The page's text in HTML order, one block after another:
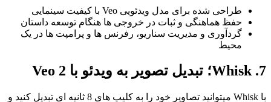
طراحی شده برای مدل ویدئویی Veo با کیفیت سینمایی
حفظ هماهنگی و ثبات در خروجی ها هنگام توسعه داستان
گردآوری و مدیریت سناریو، رفرنس ها و پرامپت ها در یک
محیط
7. Whisk؛ تبدیل تصویر به ویدئو با Veo 2
با Whisk میتوانید تصاویر خود را به کلیپ های 8 ثانیه ای تبدیل کنید و